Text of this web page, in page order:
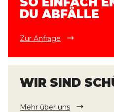
DU ABFÄLLE
Zur Anfrage
WIR SIND
Mehr über uns